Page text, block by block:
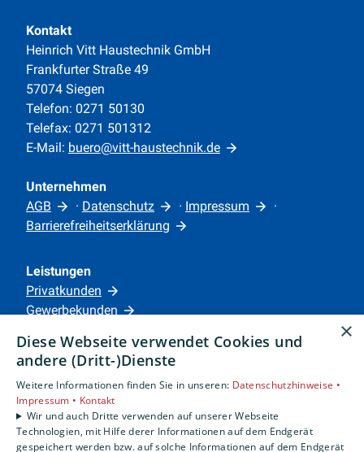
Kontakt
Heinrich Vitt Haustechnik GmbH
Frankfurter Straße 49
57074 Siegen
Telefon: 0271 50130
Telefax: 0271 501312
E-Mail: buero@vitt-haustechnik.de
Unternehmen
AGB
· Datenschutz · Impressum
·
Barrierefreiheitserklärung
Leistungen
Privatkunden
Gewerbekunden
Unternehmen
Standorte
Siegen
×
Diese Webseite verwendet Cookies und
andere (Dritt-)Dienste
Weitere Informationen finden Sie in unseren: Datenschutzhinweise •
Impressum • Kontakt
Wir und auch Dritte verwenden auf unserer Webseite
Technologien, mit Hilfe derer Informationen auf dem Endgerät
gespeichert werden bzw. auf solche Informationen auf dem Endgerät